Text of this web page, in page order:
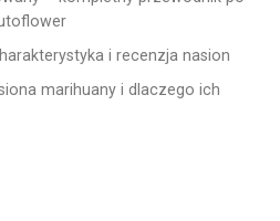
i recenzja nasion
marihuany i dlaczego ich